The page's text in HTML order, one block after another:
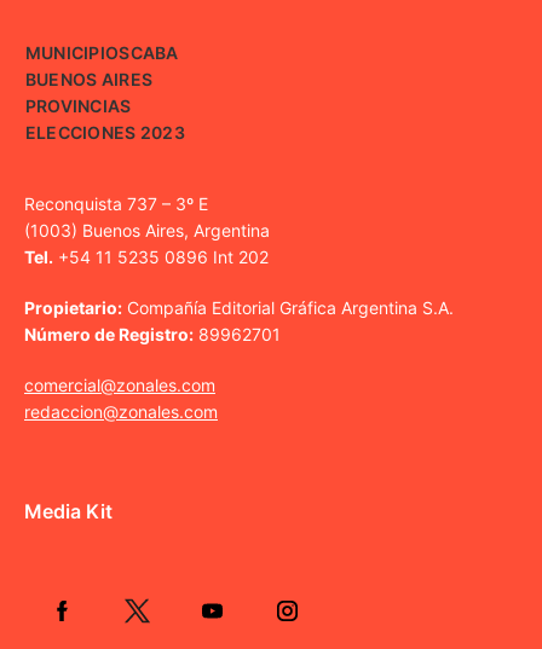
MUNICIPIOSCABA
BUENOS AIRES
PROVINCIAS
ELECCIONES 2023
Reconquista 737 – 3º E
(1003) Buenos Aires, Argentina
Tel. +54 11 5235 0896 Int 202
Propietario: Compañía Editorial Gráfica Argentina S.A.
Número de Registro: 89962701
comercial@zonales.com
redaccion@zonales.com
Media Kit